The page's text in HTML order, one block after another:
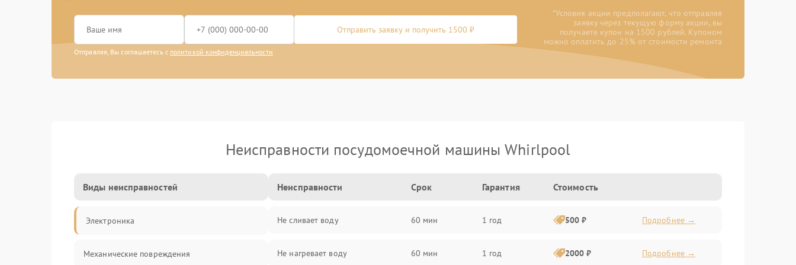
Отправить заявку и получить 1500 ₽
Отправляя, Вы соглашаетесь с политикой конфиденциальности
*Условия акции предполагают, что отправляя
заявку через текущую форму акции, вы
получаете купон на 1500 рублей. Купоном
можно оплатить до 25% от стоимости ремонта
Неисправности посудомоечной машины Whirlpool
Виды неисправностей
Электроника
Механические повреждения
Неисправности Срок Гарантия Стоимость
Не сливает воду 60 мин 1 год 500 ₽ Подробнее →
Не нагревает воду 60 мин 1 год 2000 ₽ Подробнее →